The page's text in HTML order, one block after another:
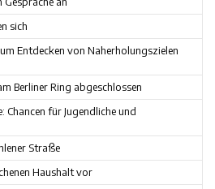
sich
Entdecken von Naherholungszielen
Berliner Ring abgeschlossen
für Jugendliche und
Straße
Haushalt vor